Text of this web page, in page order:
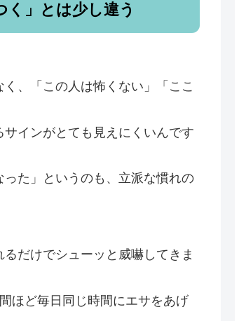
」とは少し違う
、「この人は怖くない」「ここ
インがとても見えにくいんです
た」というのも、立派な慣れの
だけでシューッと威嚇してきま
ほど毎日同じ時間にエサをあげ